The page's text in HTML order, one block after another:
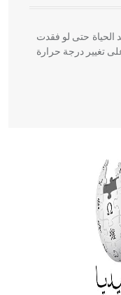
الحياة حتى لو فقدت
تغيير درجة حرارة
جروح الرأس. ويعود
في البحر ويتركب
شديد الحمرة وهو
الش